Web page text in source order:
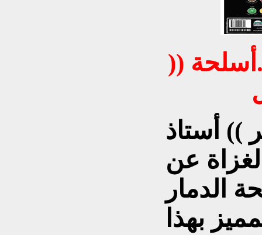
أسلحة ((
)) أستاذ
عن
الدمار
بهذا